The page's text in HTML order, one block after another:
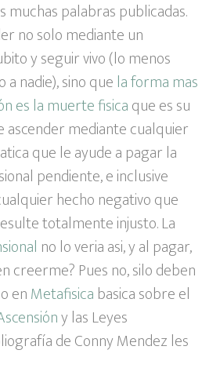
muchas palabras publicadas.
no solo mediante un
y seguir vivo (lo menos
nadie), sino que la forma mas
es la muerte fisicaque es su
ascender mediante cualquier
que le ayude a pagar la
pendiente, e inclusive
hecho negativo que
totalmente injusto. La
no lo veria asi, y al pagar,
creerme? Pues no, silo deben
enMetafisica basica sobre el
y las Leyes
de Conny Mendez les